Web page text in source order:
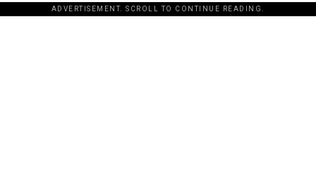
ADVERTISEMENT. SCROLL TO CONTINUE READING.